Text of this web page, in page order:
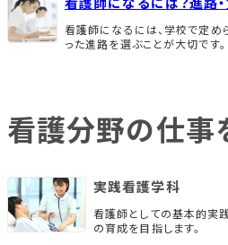
看護師になるには、学校で定
った進路を選ぶことが大切で
看護分野の仕事
実践看護学科
看護師としての基本的実
の育成を目指します。